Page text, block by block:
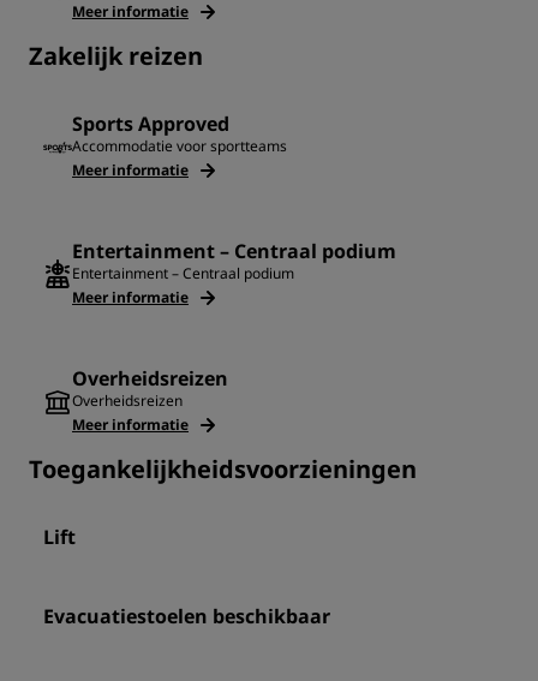
Meer informatie
‌Zakelijk reizen
Sports Approved
Accommodatie voor sportteams
Meer informatie
Entertainment – Centraal podium
Entertainment – Centraal podium
Meer informatie
Overheidsreizen
Overheidsreizen
Meer informatie
Toegankelijkheidsvoorzieningen
Lift
Evacuatiestoelen beschikbaar